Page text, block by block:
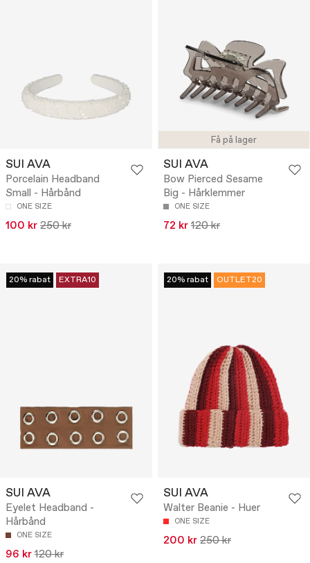
SUI AVA
Porcelain Headband
Small - Hårbånd
ONE SIZE
100 kr 250 kr
Få på lager
SUI AVA
Bow Pierced Sesame
Big - Hårklemmer
ONE SIZE
72 kr 120 kr
20% rabat EXTRA10
SUI AVA
Eyelet Headband -
Hårbånd
ONE SIZE
96 kr 120 kr
20% rabat OUTLET20
SUI AVA
Walter Beanie - Huer
ONE SIZE
200 kr 250 kr